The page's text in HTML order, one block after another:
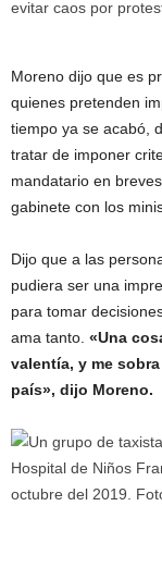
Moreno dijo que es
quienes pretenden
tiempo ya se acabó,
tratar de imponer
mandatario en
gabinete con los
Dijo que a las
pudiera ser una
para tomar
ama tanto. «Una
valentía, y me
país», dijo Moreno.